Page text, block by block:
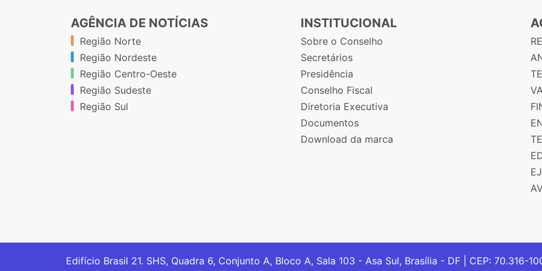
AGÊNCIA DE NOTÍCIAS
Região Norte
Região Nordeste
Região Centro-Oeste
Região Sudeste
Região Sul
INSTITUCIONAL
Sobre o Conselho
Secretários
Presidência
Conselho Fiscal
Diretoria Executiva
Documentos
Download da marca
Edifício Brasil 21. SHS, Quadra 6, Conjunto A, Bloco A, Sala 103 - Asa Sul, Brasília - DF | CEP: 70.316-